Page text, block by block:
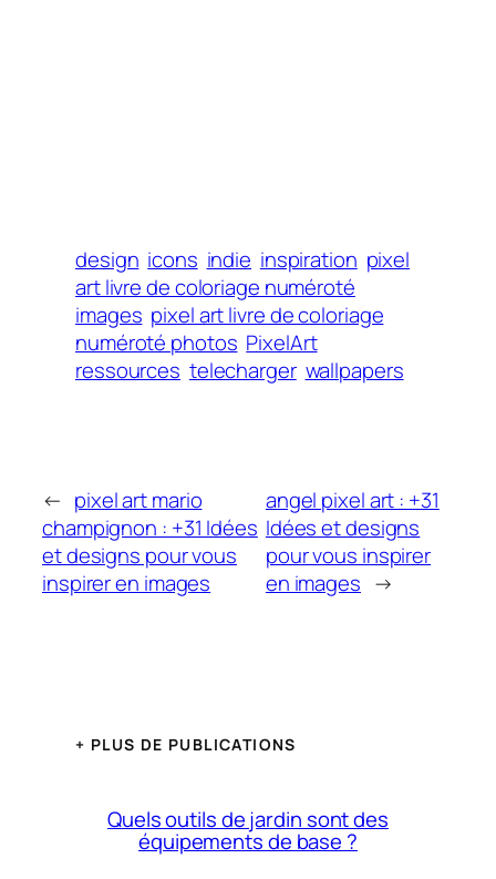
design icons indie inspiration pixel
art livre de coloriage numéroté
images pixel art livre de coloriage
numéroté photos PixelArt
ressources telecharger wallpapers
← pixel art mario
champignon : +31 Idées
et designs pour vous
inspirer en images
angel pixel art : +31
Idées et designs
pour vous inspirer
en images →
+ PLUS DE PUBLICATIONS
Quels outils de jardin sont des
équipements de base ?